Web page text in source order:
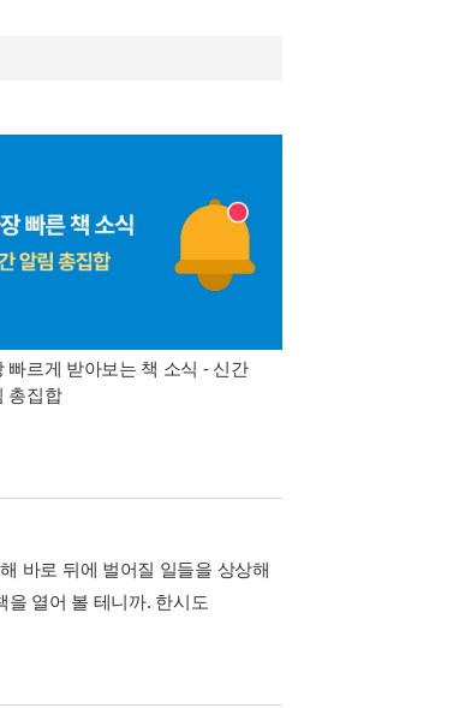
빠르게 받아보는 책 소식 - 신간
총집합
바로 뒤에 벌어질 일들을 상상해
열어 볼 테니까. 한시도